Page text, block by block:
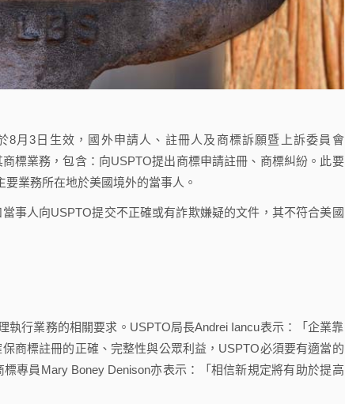
3日生效，國外申請人、註冊人及商標訴願暨上訴委員會
標業務，包含：向USPTO提出商標申請註冊、商標糾紛。此要
業務所在地於美國境外的當事人。
人向USPTO提交不正確或有詐欺嫌疑的文件，其不符合美國
行業務的相關要求。USPTO局長Andrei Iancu表示：「企業靠
商標註冊的正確、完整性與公眾利益，USPTO必須要有適當的
專員Mary Boney Denison亦表示：「相信新規定將有助於提高